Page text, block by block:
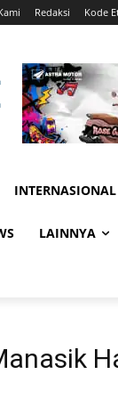
Redaksi Kode
INTERNASIONAL
LAINNYA